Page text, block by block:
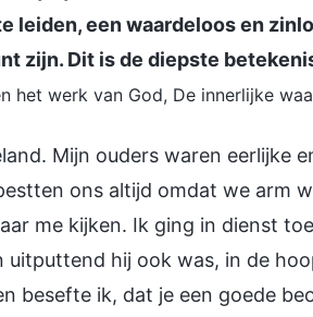
leiden, een waardeloos en
zijn. Dit is de diepste
het werk van God, De innerlijke
Mijn ouders waren eerlijke
ons altijd omdat we arm
me kijken. Ik ging in dienst
uitputtend hij ook was, in de
besefte ik, dat je een goede